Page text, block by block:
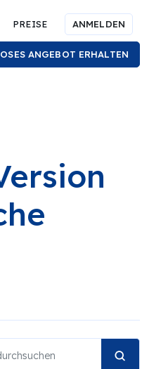
PREISE ANMELDEN
ANGEBOT ERHALTEN